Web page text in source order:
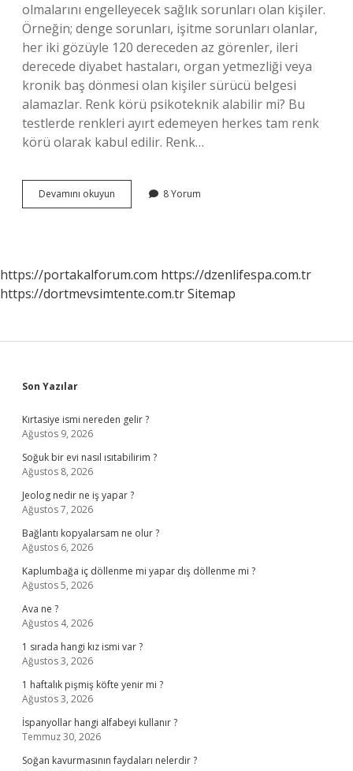
olmalarını engelleyecek sağlık sorunları olan kişiler.
Örneğin; denge sorunları, işitme sorunları olanlar,
her iki gözüyle 120 dereceden az görenler, ileri
derecede diyabet hastaları, organ yetmezliği veya
kronik baş dönmesi olan kişiler sürücü belgesi
alamazlar. Renk körü psikoteknik alabilir mi? Bu
testlerde renkleri ayırt edemeyen herkes tam renk
körü olarak kabul edilir. Renk…
Devamını okuyun
Körü
Alabilir
Mi
8 Yorum
https://portakalforum.com https://dzenlifespa.com.tr
https://dortmevsimtente.com.trSitemap
Sidebar
Son Yazılar
Kırtasiye ismi nereden gelir ?
Ağustos 9, 2026
Soğuk bir evi nasıl ısıtabilirim ?
Ağustos 8, 2026
Jeolog nedir ne iş yapar ?
Ağustos 7, 2026
Bağlantı kopyalarsam ne olur ?
Ağustos 6, 2026
Kaplumbağa iç döllenme mi yapar dış döllenme mi ?
Ağustos 5, 2026
Ava ne ?
Ağustos 4, 2026
1 sırada hangi kız ismi var ?
Ağustos 3, 2026
1 haftalık pişmiş köfte yenir mi ?
Ağustos 3, 2026
İspanyollar hangi alfabeyi kullanır ?
Temmuz 30, 2026
Soğan kavurmasının faydaları nelerdir ?